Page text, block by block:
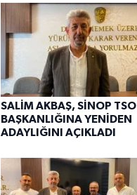
SALİM AKBAŞ, SİNOP TSO
BAŞKANLIĞINA YENİDEN
ADAYLIĞINI AÇIKLADI